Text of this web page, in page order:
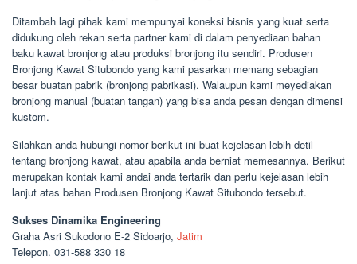
Ditambah lagi pihak kami mempunyai koneksi bisnis yang kuat serta
didukung oleh rekan serta partner kami di dalam penyediaan bahan
baku kawat bronjong atau produksi bronjong itu sendiri. Produsen
Bronjong Kawat Situbondo yang kami pasarkan memang sebagian
besar buatan pabrik (bronjong pabrikasi). Walaupun kami meyediakan
bronjong manual (buatan tangan) yang bisa anda pesan dengan dimensi
kustom.
Silahkan anda hubungi nomor berikut ini buat kejelasan lebih detil
tentang bronjong kawat, atau apabila anda berniat memesannya. Berikut
merupakan kontak kami andai anda tertarik dan perlu kejelasan lebih
lanjut atas bahan Produsen Bronjong Kawat Situbondo tersebut.
Sukses Dinamika Engineering
Graha Asri Sukodono E-2 Sidoarjo, Jatim
Telepon. 031-588 330 18